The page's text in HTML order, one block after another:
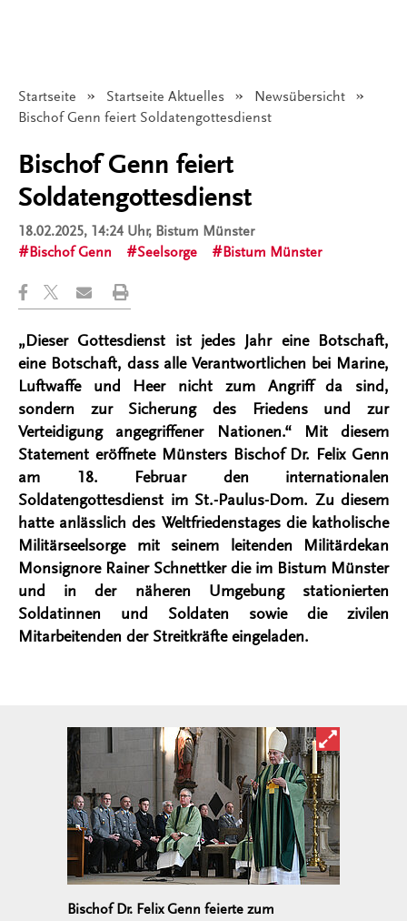
Startseite Startseite Aktuelles
Newsübersicht
Angezeigt:
Bischof Genn feiert Soldatengottesdienst
Bischof Genn feiert
Soldatengottesdienst
18.02.2025, 14:24 Uhr, Bistum Münster
Bischof Genn
Seelsorge Bistum Münster
„Dieser Gottesdienst ist jedes Jahr eine Botschaft,
eine Botschaft, dass alle Verantwortlichen bei Marine,
Luftwaffe und Heer nicht zum Angriff da sind,
sondern zur Sicherung des Friedens und zur
Verteidigung angegriffener Nationen.“ Mit diesem
Statement eröffnete Münsters Bischof Dr. Felix Genn
am 18. Februar den internationalen
Soldatengottesdienst im St.-Paulus-Dom. Zu diesem
hatte anlässlich des Weltfriedenstages die katholische
Militärseelsorge mit seinem leitenden Militärdekan
Monsignore Rainer Schnettker die im Bistum Münster
und in der näheren Umgebung stationierten
Soldatinnen und Soldaten sowie die zivilen
Mitarbeitenden der Streitkräfte eingeladen.
Bild in
Bischof Dr. Felix Genn feierte zum